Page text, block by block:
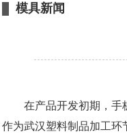
模具新闻
在产品开发初期，手板
作为武汉塑料制品加工环